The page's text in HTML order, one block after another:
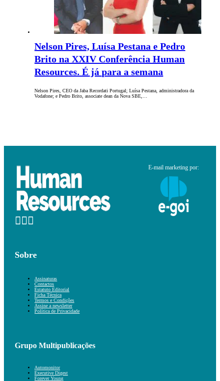
Nelson Pires, Luísa Pestana e Pedro
Brito na XXIV Conferência Human
Resources. É já para a semana
Nelson Pires, CEO da Jaba Recordati Portugal; Luísa Pestana, administradora da
Vodafone; e Pedro Brito, associate dean da Nova SBE,…
E-mail marketing por:
Sobre
Assinaturas
Contactos
Estatuto Editorial
Ficha Técnica
Termos e Condições
Assine a newsletter
Política de Privacidade
Grupo Multipublicações
Automonitor
Executive Digest
Forever Young